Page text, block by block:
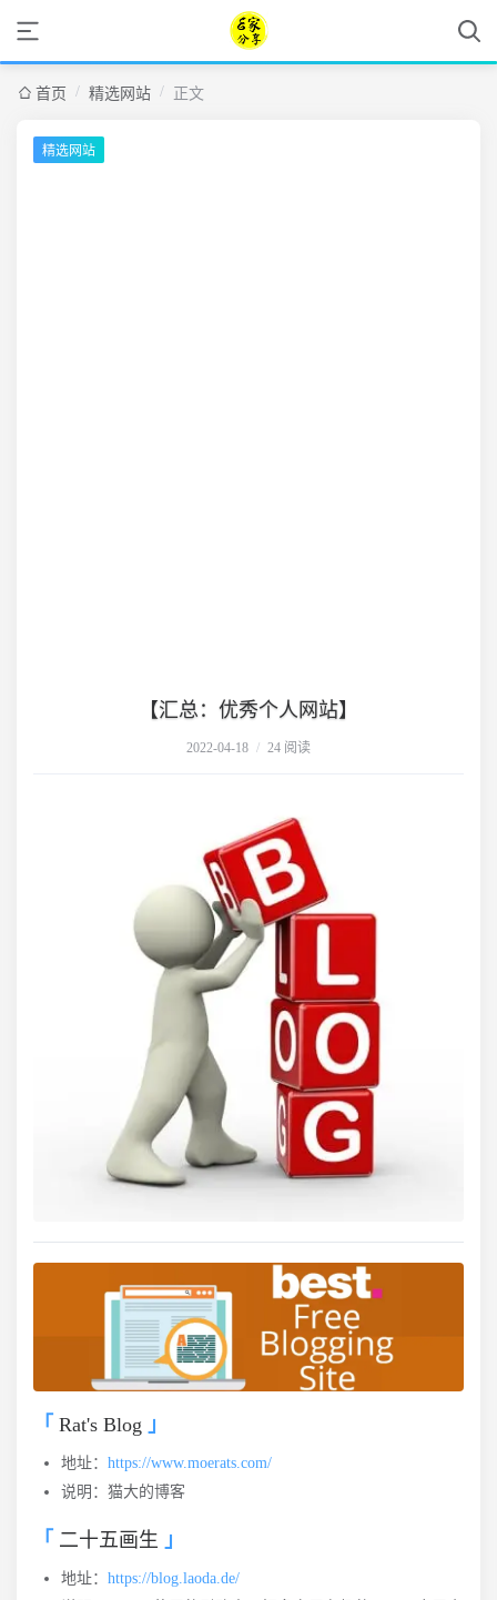
首页 / 精选网站 / 正文
精选网站
【汇总：优秀个人网站】
2022-04-18 / 24 阅读
Rat's Blog
地址： https://www.moerats.com/
说明：猫大的博客
二十五画生
地址： https://blog.laoda.de/